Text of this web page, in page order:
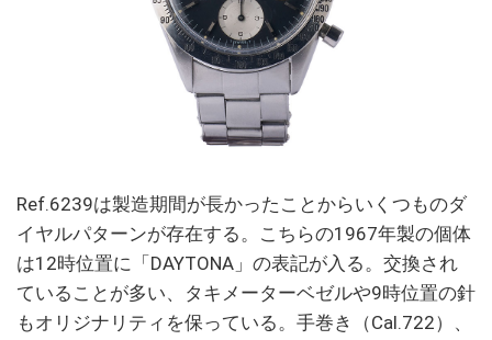
Ref.6239は製造期間が長かったことからいくつものダ
イヤルパターンが存在する。こちらの1967年製の個体
は12時位置に「DAYTONA」の表記が入る。交換され
ていることが多い、タキメーターベゼルや9時位置の針
もオリジナリティを保っている。手巻き（Cal.722）、